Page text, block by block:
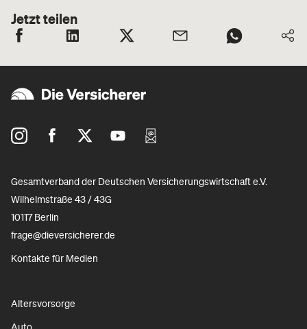
Jetzt teilen
Gesamtverband der Deutschen Versicherungswirtschaft e.V.
Wilhelmstraße 43 / 43G
10117 Berlin
frage@dieversicherer.de
Kontakte für Medien
Altersvorsorge